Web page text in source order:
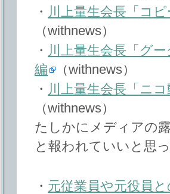
・ 川上量生会長「コ
（withnews）
・ 川上量生会長「グ
編
（withnews）
・ 川上量生会長「ニ
（withnews）
たしかにメディアの
と報われていいと思
・ 元従業員や元役員